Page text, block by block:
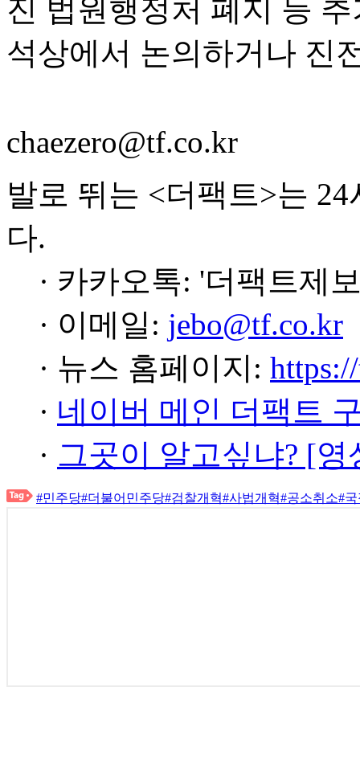
진 법원행정처 폐지 등
석상에서 논의하거나 진
chaezero@tf.co.kr
발로 뛰는 <더팩트>는
다.
· 카카오톡: '더팩트제
· 이메일: jebo@tf.co.kr
· 뉴스 홈페이지:
· 네이버 메인 더팩트
· 그곳이 알고싶냐? [
#민주당#더불어민주당#검찰개혁#사법개혁#공소취소#